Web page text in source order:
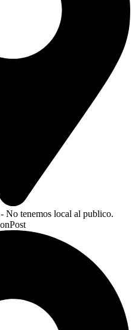
No tenemos local al publico.